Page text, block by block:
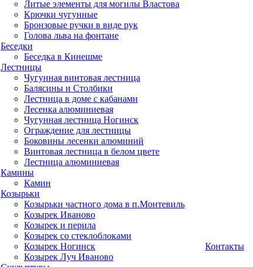
Литые элементы для могилы Властова
Крючки чугунные
Бронзовые ручки в виде рук
Голова льва на фонтане
Беседки
Беседка в Кинешме
Лестницы
Чугунная винтовая лестница
Балясины и Столбики
Лестница в доме с кабанами
Лесенка алюминиевая
Чугунная лестница Ногинск
Ограждение для лестницы
Боковины лесенки алюминий
Винтовая лестница в белом цвете
Лестница алюминиевая
Камины
Камин
Козырьки
Козырьки частного дома в п.Монтевиль
Козырек Иваново
Козырек и перила
Козырек со стеклоблоками
Козырек Ногинск
Козырек Луч Иваново
Контакты